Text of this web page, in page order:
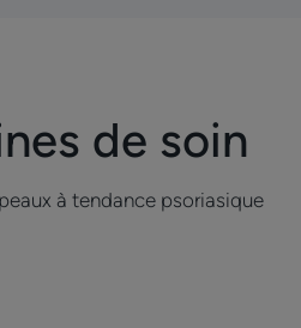
de soin
à tendance psoriasique